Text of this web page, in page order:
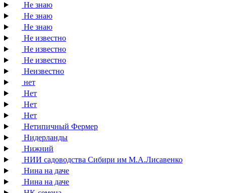
Не знаю
Не знаю
Не знаю
Не известно
Не известно
Не известно
Неизвестно
нет
Нет
Нет
Нет
Нетипичный Фермер
Нидерланды
Нижний
НИИ садоводства Сибири им М.А.Лисавенко
Нина на даче
Нина на даче